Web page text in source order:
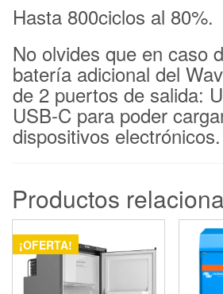
Hasta 800ciclos al 80%.
No olvides que en caso
batería adicional del
de 2 puertos de salida:
USB-C para poder
dispositivos electrónicos.
Productos
¡OFERTA!